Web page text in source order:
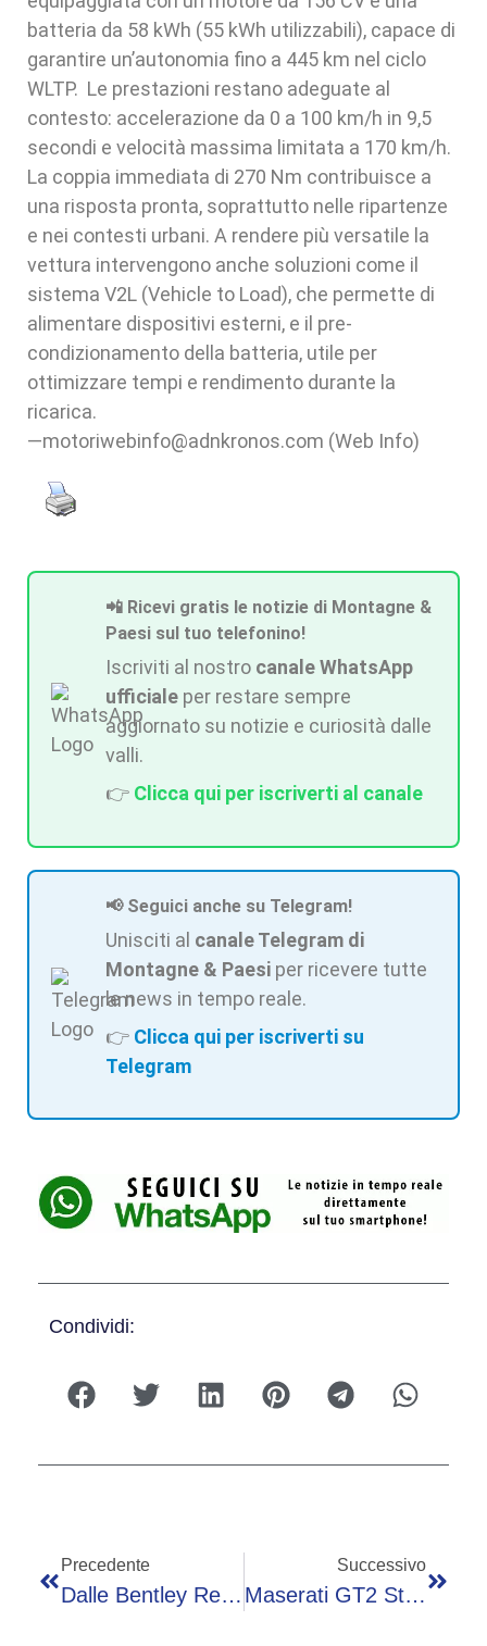
batteria da 58 kWh (55 kWh utilizzabili), capace di
garantire un’autonomia fino a 445 km nel ciclo
WLTP. Le prestazioni restano adeguate al
contesto: accelerazione da 0 a 100 km/h in 9,5
secondi e velocità massima limitata a 170 km/h.
La coppia immediata di 270 Nm contribuisce a
una risposta pronta, soprattutto nelle ripartenze
e nei contesti urbani. A rendere più versatile la
vettura intervengono anche soluzioni come il
sistema V2L (Vehicle to Load), che permette di
alimentare dispositivi esterni, e il pre-
condizionamento della batteria, utile per
ottimizzare tempi e rendimento durante la
ricarica.
—motoriwebinfo@adnkronos.com (Web Info)
📲 Ricevi gratis le notizie di Montagne &
Paesi sul tuo telefonino!
Iscriviti al nostro canale WhatsApp
ufficiale per restare sempre
aggiornato su notizie e curiosità dalle
valli.
👉 Clicca qui per iscriverti al canale
📢 Seguici anche su Telegram!
Unisciti al canale Telegram di
Montagne & Paesi per ricevere tutte
le news in tempo reale.
👉 Clicca qui per iscriverti su
Telegram
Condividi:
Precedente
Dalle Bentley Reali Alla Range Rover Di Carlo III
Successivo
Maserati GT2 Stradale Fuoriserie 914